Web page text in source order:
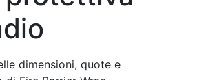
dimensioni, quote e